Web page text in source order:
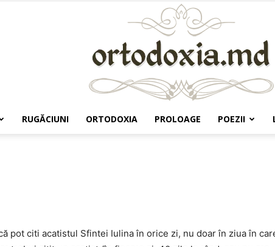
RUGĂCIUNI ORTODOXIA PROLOAGE POEZII
pot citi acatistul Sfintei Iulina în orice zi, nu doar în ziua în